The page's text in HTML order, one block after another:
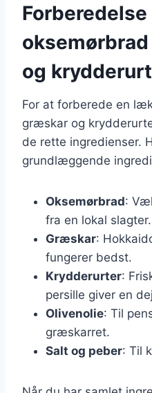
Forberedelse
og
For at forberede en
græskar og
de rette ingredienser.
grundlæggende
Oksemørbrad:
fra en lokal slagter.
Græskar:
fungerer bedst.
Krydderurter:
persille giver en
Olivenolie: Til
græskarret.
Salt og peber: Til